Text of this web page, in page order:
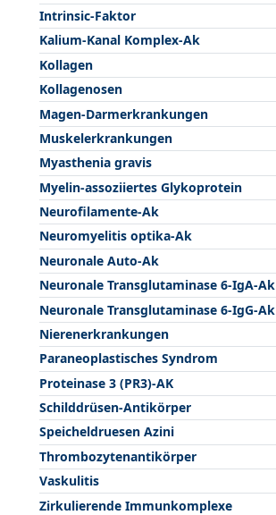
Intrinsic-Faktor
Kalium-Kanal Komplex-Ak
Kollagen
Kollagenosen
Magen-Darmerkrankungen
Muskelerkrankungen
Myasthenia gravis
Myelin-assoziiertes Glykoprotein
Neurofilamente-Ak
Neuromyelitis optika-Ak
Neuronale Auto-Ak
Neuronale Transglutaminase 6-IgA-Ak
Neuronale Transglutaminase 6-IgG-Ak
Nierenerkrankungen
Paraneoplastisches Syndrom
Proteinase 3 (PR3)-AK
Schilddrüsen-Antikörper
Speicheldruesen Azini
Thrombozytenantikörper
Vaskulitis
Zirkulierende Immunkomplexe